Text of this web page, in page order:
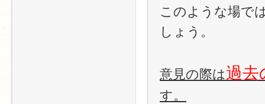
このような場で
しょう。
意見の際は過
す。